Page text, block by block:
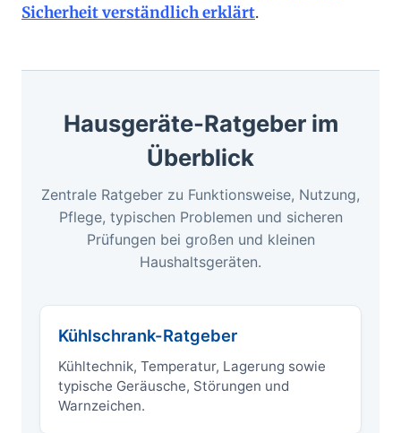
Sicherheit verständlich erklärt.
Hausgeräte-Ratgeber im
Überblick
Zentrale Ratgeber zu Funktionsweise, Nutzung,
Pflege, typischen Problemen und sicheren
Prüfungen bei großen und kleinen
Haushaltsgeräten.
Kühlschrank-Ratgeber
Kühltechnik, Temperatur, Lagerung sowie
typische Geräusche, Störungen und
Warnzeichen.